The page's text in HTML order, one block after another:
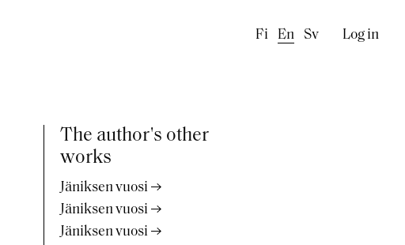
Fi En Sv Log in
The author's other
works
Jäniksen vuosi
Jäniksen vuosi
Jäniksen vuosi